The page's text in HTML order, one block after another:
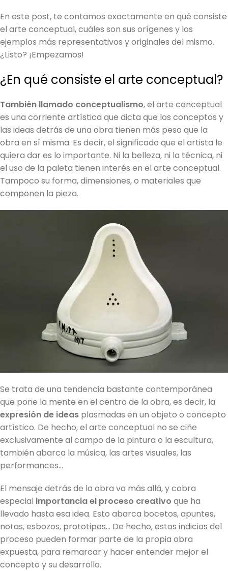
En este post, te contamos exactamente en qué consiste
el arte conceptual, cuáles son sus orígenes y los
ejemplos más representativos y originales del mismo.
¿Listo? ¡Empezamos!
¿En qué consiste el arte conceptual?
También llamado conceptualismo, el arte conceptual
es una corriente artística que dicta que los conceptos y
las ideas detrás de una obra tienen más peso que la
obra en sí misma. Es decir, el significado que el artista le
quiera dar es lo importante. Ni la belleza, ni la técnica, ni
el uso de la paleta tienen interés en el arte conceptual.
Tampoco su forma, dimensiones, o materiales que
componen la pieza.
Se trata de una tendencia bastante contemporánea
que pone la mente en el centro de la obra, es decir, la
expresión de ideas plasmadas en un objeto o concepto
artístico. De hecho, el arte conceptual no se ciñe
exclusivamente al campo de la pintura o la escultura,
también abarca la música, las artes visuales, las
performances…
El mensaje detrás de la obra va más allá, y cobra
especial importancia el proceso creativo que ha
llevado hasta esa idea. Esto abarca bocetos, apuntes,
notas, esbozos, prototipos… De hecho, estos indicios del
proceso pueden formar parte de la propia obra
expuesta, para remarcar y hacer entender mejor el
concepto y su desarrollo.